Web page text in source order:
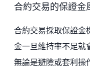
合約交易的保證金
合約交易採取保證金
金一旦維持率不足就
無論是避險或套利操